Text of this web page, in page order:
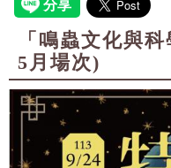
「鳴蟲文化與
5月場次)